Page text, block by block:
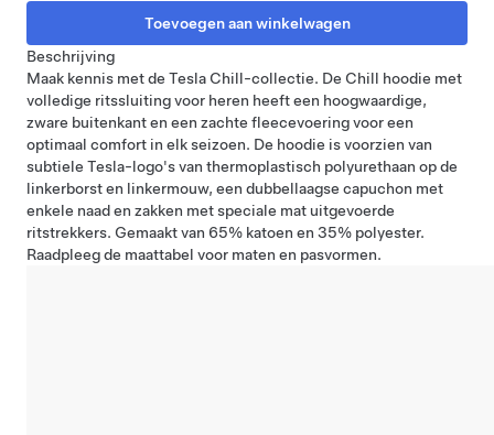
Beschrijving
Maak kennis met de Tesla Chill-collectie. De Chill hoodie met
volledige ritssluiting voor heren heeft een hoogwaardige,
zware buitenkant en een zachte fleecevoering voor een
optimaal comfort in elk seizoen. De hoodie is voorzien van
subtiele Tesla-logo's van thermoplastisch polyurethaan op de
linkerborst en linkermouw, een dubbellaagse capuchon met
enkele naad en zakken met speciale mat uitgevoerde
ritstrekkers. Gemaakt van 65% katoen en 35% polyester.
Raadpleegde maattabel voor maten en pasvormen.